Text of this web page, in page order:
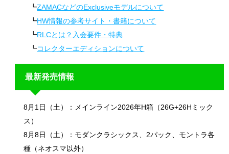
ZAMACなどのExclusiveモデルについて
HW情報の参考サイト・書籍について
RLCとは？入会要件・特典
コレクターエディションについて
最新発売情報
8月1日（土）：メインライン2026年H箱（26G+26Hミック
ス）
8月8日（土）：モダンクラシックス、2パック、モントラ各
種（ネオスマ以外）